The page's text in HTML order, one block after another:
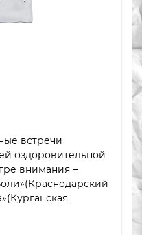
встречи
оздоровительной
внимания –